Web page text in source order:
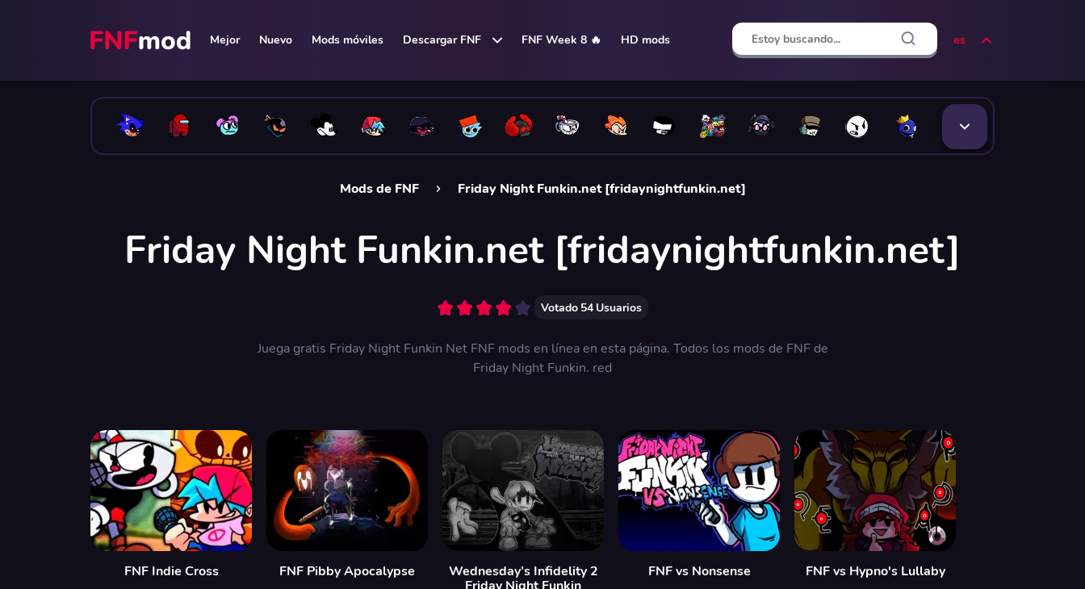
Mejor Nuevo Mods móviles Descargar FNF FNF Week 8 🔥 HD mods es
Mods de FNF Friday Night Funkin.net [fridaynightfunkin.net]
Friday Night Funkin.net [fridaynightfunkin.net]
Votado 54 Usuarios
Juega gratis Friday Night Funkin Net FNF mods en línea en esta página. Todos los mods de FNF de
Friday Night Funkin. red
FNF Indie Cross FNF Pibby Apocalypse
Wednesday’s Infidelity 2
FNF vs Nonsense FNF vs Hypno's Lullaby